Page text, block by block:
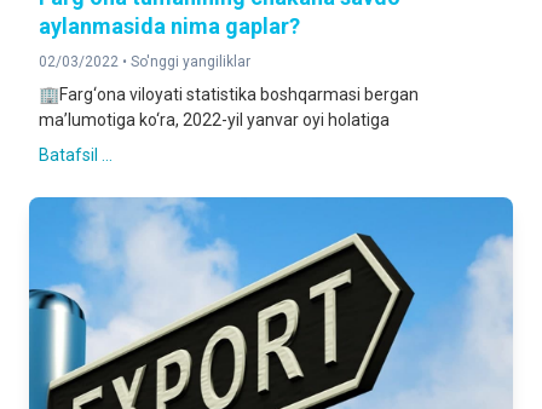
aylanmasida nima gaplar?
02/03/2022 • So'nggi yangiliklar
🏢Farg‘ona viloyati statistika boshqarmasi bergan
ma’lumotiga ko‘ra, 2022-yil yanvar oyi holatiga
Batafsil ...